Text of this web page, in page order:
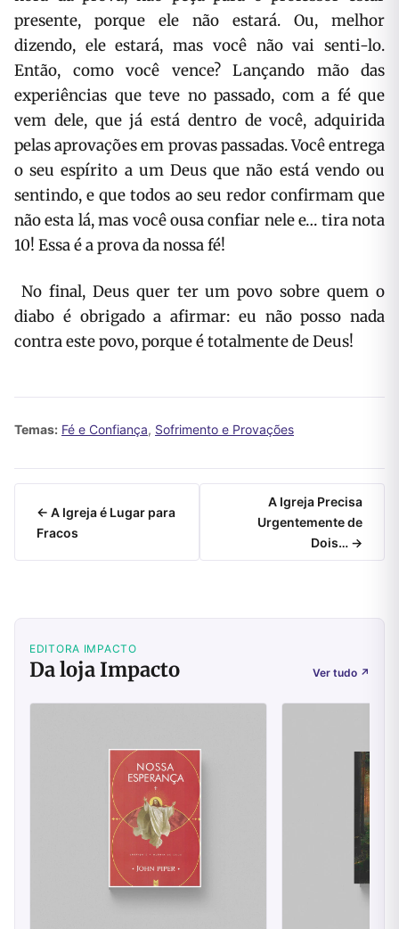
presente, porque ele não estará. Ou, melhor
dizendo, ele estará, mas você não vai senti-lo.
Então, como você vence? Lançando mão das
experiências que teve no passado, com a fé que
vem dele, que já está dentro de você, adquirida
pelas aprovações em provas passadas. Você entrega
o seu espírito a um Deus que não está vendo ou
sentindo, e que todos ao seu redor confirmam que
não esta lá, mas você ousa confiar nele e… tira nota
10! Essa é a prova da nossa fé!
No final, Deus quer ter um povo sobre quem o
diabo é obrigado a afirmar: eu não posso nada
contra este povo, porque é totalmente de Deus!
Temas: Fé e Confiança, Sofrimento e Provações
← A Igreja é Lugar para
Fracos
A Igreja Precisa
Urgentemente de
Dois… →
EDITORA IMPACTO
Da loja Impacto Ver tudo ↗